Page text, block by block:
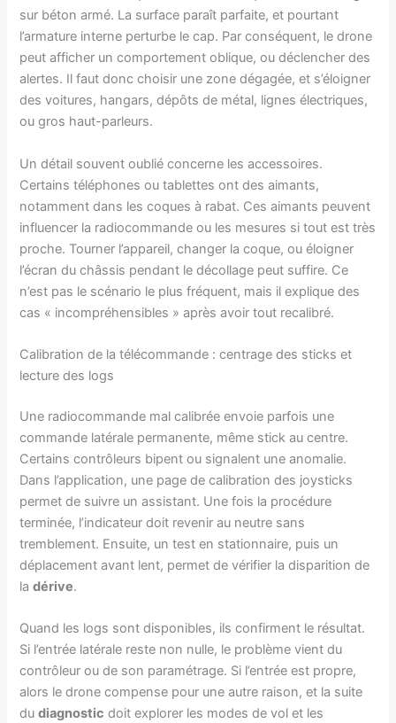
sur béton armé. La surface paraît parfaite, et pourtant
l’armature interne perturbe le cap. Par conséquent, le drone
peut afficher un comportement oblique, ou déclencher des
alertes. Il faut donc choisir une zone dégagée, et s’éloigner
des voitures, hangars, dépôts de métal, lignes électriques,
ou gros haut-parleurs.
Un détail souvent oublié concerne les accessoires.
Certains téléphones ou tablettes ont des aimants,
notamment dans les coques à rabat. Ces aimants peuvent
influencer la radiocommande ou les mesures si tout est très
proche. Tourner l’appareil, changer la coque, ou éloigner
l’écran du châssis pendant le décollage peut suffire. Ce
n’est pas le scénario le plus fréquent, mais il explique des
cas « incompréhensibles » après avoir tout recalibré.
Calibration de la télécommande : centrage des sticks et
lecture des logs
Une radiocommande mal calibrée envoie parfois une
commande latérale permanente, même stick au centre.
Certains contrôleurs bipent ou signalent une anomalie.
Dans l’application, une page de calibration des joysticks
permet de suivre un assistant. Une fois la procédure
terminée, l’indicateur doit revenir au neutre sans
tremblement. Ensuite, un test en stationnaire, puis un
déplacement avant lent, permet de vérifier la disparition de
ladérive.
Quand les logs sont disponibles, ils confirment le résultat.
Si l’entrée latérale reste non nulle, le problème vient du
contrôleur ou de son paramétrage. Si l’entrée est propre,
alors le drone compense pour une autre raison, et la suite
dudiagnostic doit explorer les modes de vol et les